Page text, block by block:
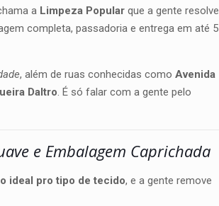
a Limpeza Popular que a gente resolve
completa, passadoria e entrega em até 5
, além de ruas conhecidas comoAvenida
Daltro. É só falar com a gente pelo
e Embalagem Caprichada
ideal pro tipo de tecido, e a gente remove